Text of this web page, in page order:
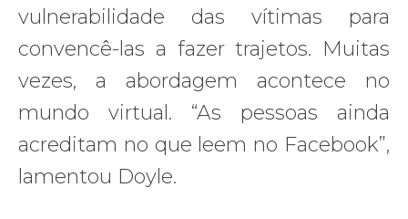
vulnerabilidade das vítimas para
convencê-las a fazer trajetos. Muitas
vezes, a abordagem acontece no
mundo virtual. “As pessoas ainda
acreditam no que leem no Facebook”,
lamentou Doyle.